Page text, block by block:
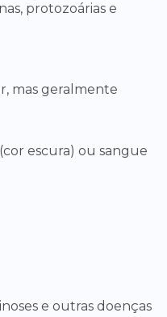
protozoárias e
mas geralmente
escura) ou sangue
e outras doenças